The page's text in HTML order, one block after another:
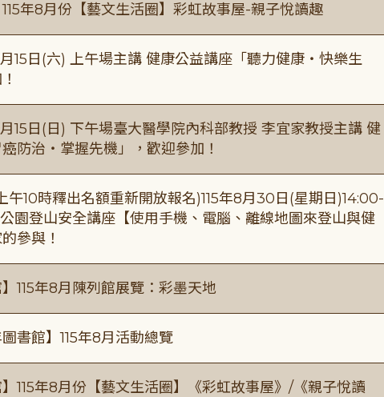
115年8月份【藝文生活圈】彩虹故事屋-親子悅讀趣
月15日(六) 上午場主講 健康公益講座「聽力健康・快樂生
月15日(日) 下午場臺大醫學院內科部教授 李宜家教授主講 健
防治・掌握先機」，歡迎參加！
午10時釋出名額重新開放報名)115年8月30日(星期日)14:00-
園登山安全講座【使用手機、電腦、離線地圖來登山與健
參與！
】115年8月陳列館展覽：彩墨天地
圖書館】115年8月活動總覽
】115年8月份【藝文生活圈】《彩虹故事屋》/《親子悅讀